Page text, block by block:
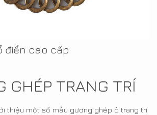
điển cao cấp
GHÉP TRANG TRÍ
thiệu một số mẫu gương ghép ô trang trí